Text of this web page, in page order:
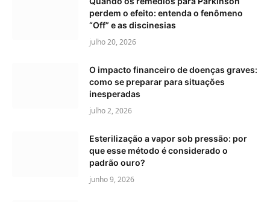
perdem o efeito: entenda o fenômeno
“Off” e as discinesias
julho 20, 2026
O impacto financeiro de doenças graves:
como se preparar para situações
inesperadas
julho 2, 2026
Esterilização a vapor sob pressão: por
que esse método é considerado o
padrão ouro?
junho 9, 2026